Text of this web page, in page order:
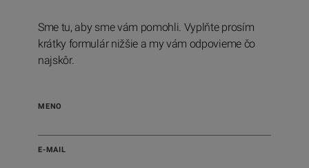
Sme tu, aby sme vám pomohli. Vyplňte prosím
krátky formulár nižšie a my vám odpovieme čo
najskôr.
MENO
E-MAIL